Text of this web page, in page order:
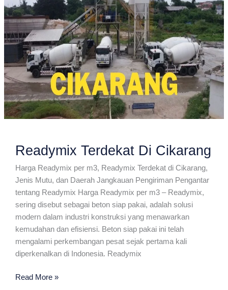
Readymix Terdekat Di Cikarang
Harga Readymix per m3, Readymix Terdekat di Cikarang,
Jenis Mutu, dan Daerah Jangkauan Pengiriman Pengantar
tentang Readymix Harga Readymix per m3 – Readymix,
sering disebut sebagai beton siap pakai, adalah solusi
modern dalam industri konstruksi yang menawarkan
kemudahan dan efisiensi. Beton siap pakai ini telah
mengalami perkembangan pesat sejak pertama kali
diperkenalkan di Indonesia. Readymix
Readymix
Read More »